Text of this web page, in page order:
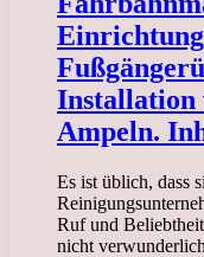
Installation
Ampeln.
Es ist üblich, dass
Ruf und
nicht